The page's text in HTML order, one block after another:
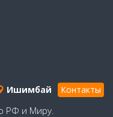
Ишимбай Контакты
РФ и Миру.